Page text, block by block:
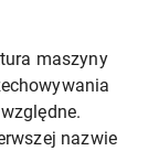
maszyny
nazwie